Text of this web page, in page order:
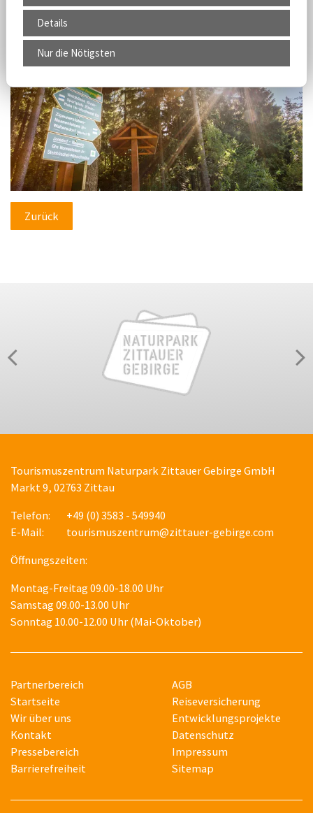
Zurück
Tourismuszentrum Naturpark Zittauer Gebirge GmbH
Markt 9, 02763 Zittau
Telefon:
+49 (0) 3583 - 549940
E-Mail:
tourismuszentrum@zittauer-gebirge.com
Öffnungszeiten:
Montag-Freitag 09.00-18.00 Uhr
Samstag 09.00-13.00 Uhr
Sonntag 10.00-12.00 Uhr (Mai-Oktober)
Partnerbereich
Startseite
Wir über uns
Kontakt
Pressebereich
Barrierefreiheit
AGB
Reiseversicherung
Entwicklungsprojekte
Datenschutz
Impressum
Sitemap
Details
Nur die Nötigsten